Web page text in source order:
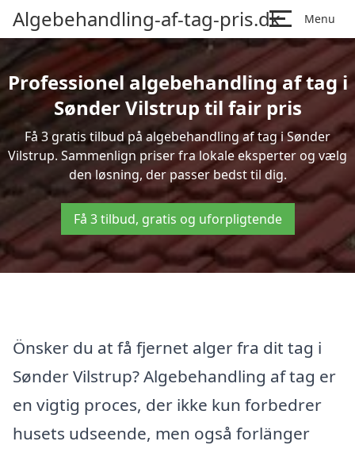
Algebehandling-af-tag-pris.dk Menu
Professionel algebehandling af tag i
Sønder Vilstrup til fair pris
Få 3 gratis tilbud på algebehandling af tag i Sønder
Vilstrup. Sammenlign priser fra lokale eksperter og vælg
den løsning, der passer bedst til dig.
Få 3 tilbud, gratis og uforpligtende
Önsker du at få fjernet alger fra dit tag i
Sønder Vilstrup? Algebehandling af tag er
en vigtig proces, der ikke kun forbedrer
husets udseende, men også forlänger